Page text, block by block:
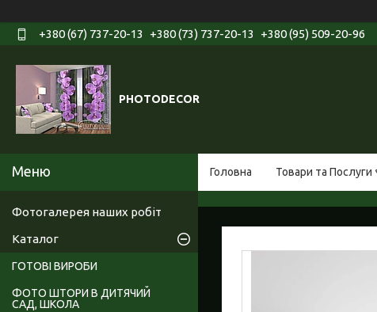
+380 (67) 737-20-13 +380 (73) 737-20-13 +380 (95) 509-20-96
PHOTODECOR
Головна Товари та Послуги
Фотогалерея наших робіт
Каталог
ГОТОВІ ВИРОБИ
ФОТО ШТОРИ В ДИТЯЧИЙ
САД, ШКОЛА